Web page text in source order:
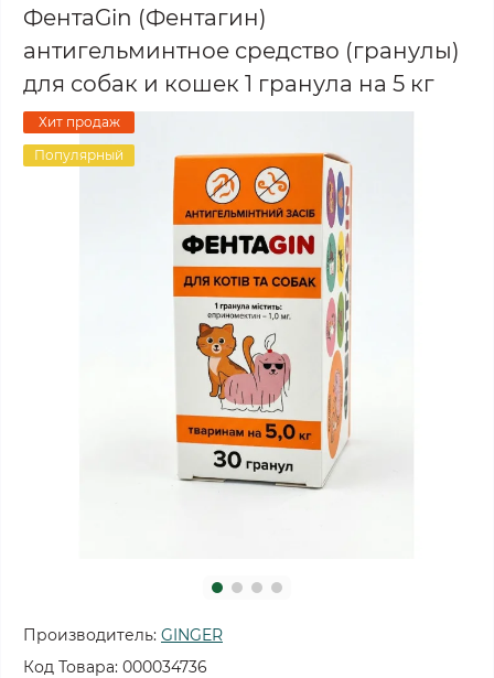
ФентаGin (Фентагин)
антигельминтное средство (гранулы)
для собак и кошек 1 гранула на 5 кг
Хит продаж
Популярный
Производитель: GINGER
Код Товара: 000034736